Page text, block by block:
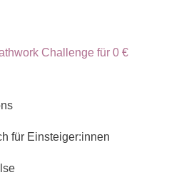
Challenge für 0 €
für Einsteiger:innen